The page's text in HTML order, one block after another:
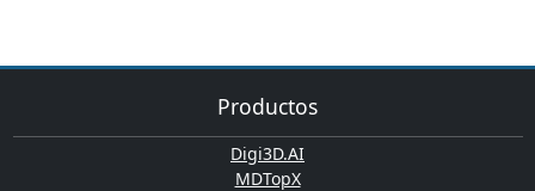
Productos
Digi3D.AI
MDTopX